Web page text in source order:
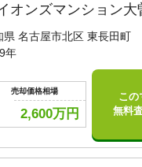
オンズマンション大
県 名古屋市北区 東長田町
年
売却価格相場
2,600万円
この
無料